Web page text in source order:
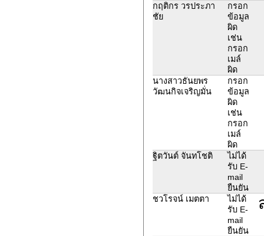
กฤติกร วรประภา
ชัย
กรอก
ข้อมูล
ผิด
เช่น
กรอก
เมล์
ผิด
นางสาวธันยพร
วัฒนกิจเจริญมั่น
กรอก
ข้อมูล
ผิด
เช่น
กรอก
เมล์
ผิด
ฐิตวันต์ จันทโชติ
ไม่ได้
รับ E-
mail
ยืนยัน
ชวโรจน์ เมตตา
ไม่ได้
รับ E-
mail
ยืนยัน